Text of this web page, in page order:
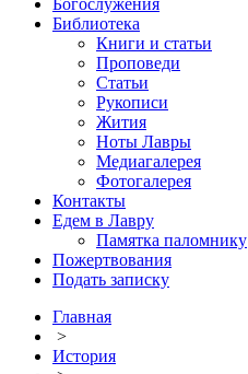
Богослужения
Библиотека
Книги и статьи
Проповеди
Статьи
Рукописи
Жития
Ноты Лавры
Медиагалерея
Фотогалерея
Контакты
Едем в Лавру
Памятка паломнику
Пожертвования
Подать записку
Главная
>
История